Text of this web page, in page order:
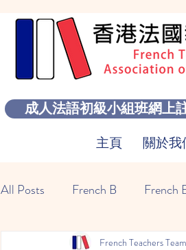
成人法語初級小組班網上
主頁 關於我
All Posts French B French
French Teachers Team